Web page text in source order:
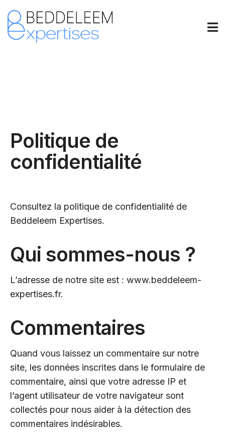
Politique de
confidentialité
Consultez la politique de confidentialité de
Beddeleem Expertises.
Qui sommes-nous ?
L’adresse de notre site est : www.beddeleem-
expertises.fr.
Commentaires
Quand vous laissez un commentaire sur notre
site, les données inscrites dans le formulaire de
commentaire, ainsi que votre adresse IP et
l’agent utilisateur de votre navigateur sont
collectés pour nous aider à la détection des
commentaires indésirables.